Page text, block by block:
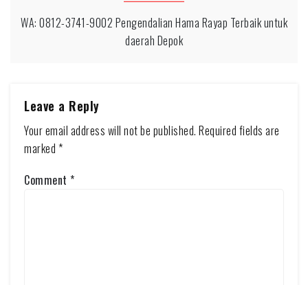
WA: 0812-3741-9002 Pengendalian Hama Rayap Terbaik untuk
daerah Depok
Leave a Reply
Your email address will not be published. Required fields are
marked *
Comment *